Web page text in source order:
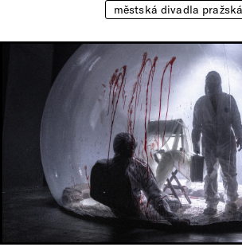
městská divadla pražská